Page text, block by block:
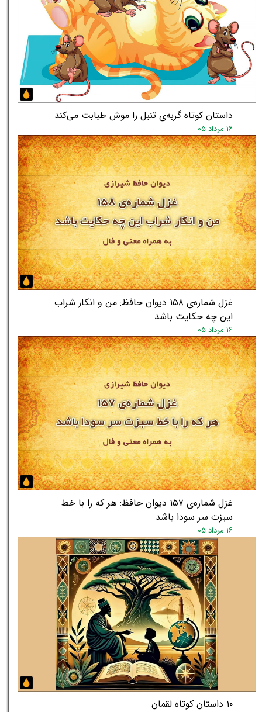
★
داستان کوتاه گربه‌ی تنبل را موش طبابت می‌کند
۱۶ مرداد ۰۵
غزل شماره‌ی ۱۵۸ دیوان حافظ: من و انکار شراب
این چه حکایت باشد
۱۶ مرداد ۰۵
غزل شماره‌ی ۱۵۷ دیوان حافظ: هر که را با خط
سبزت سر سودا باشد
۱۶ مرداد ۰۵
۱۰ داستان کوتاه لقمان